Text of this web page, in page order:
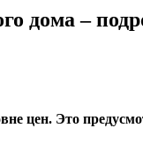
дома –
цен. Это